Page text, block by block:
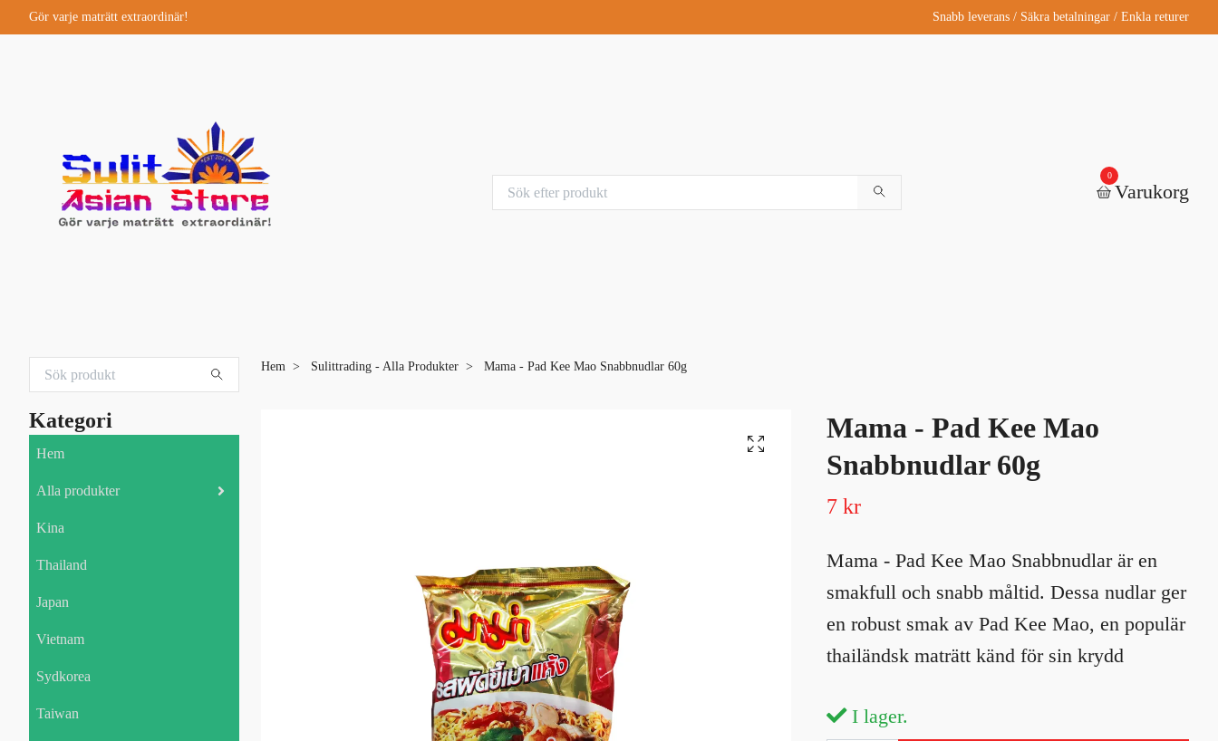
Gör varje maträtt extraordinär! Snabb leverans / Säkra betalningar / Enkla returer
0
Varukorg
Kategori
Hem
Alla produkter
Kina
Thailand
Japan
Vietnam
Sydkorea
Taiwan
Hem Sulittrading - Alla Produkter Mama - Pad Kee Mao Snabbnudlar 60g
Mama - Pad Kee Mao
Snabbnudlar 60g
7 kr
Mama - Pad Kee Mao Snabbnudlar är en
smakfull och snabb måltid. Dessa nudlar ger
en robust smak av Pad Kee Mao, en populär
thailändsk maträtt känd för sin krydd
I lager.